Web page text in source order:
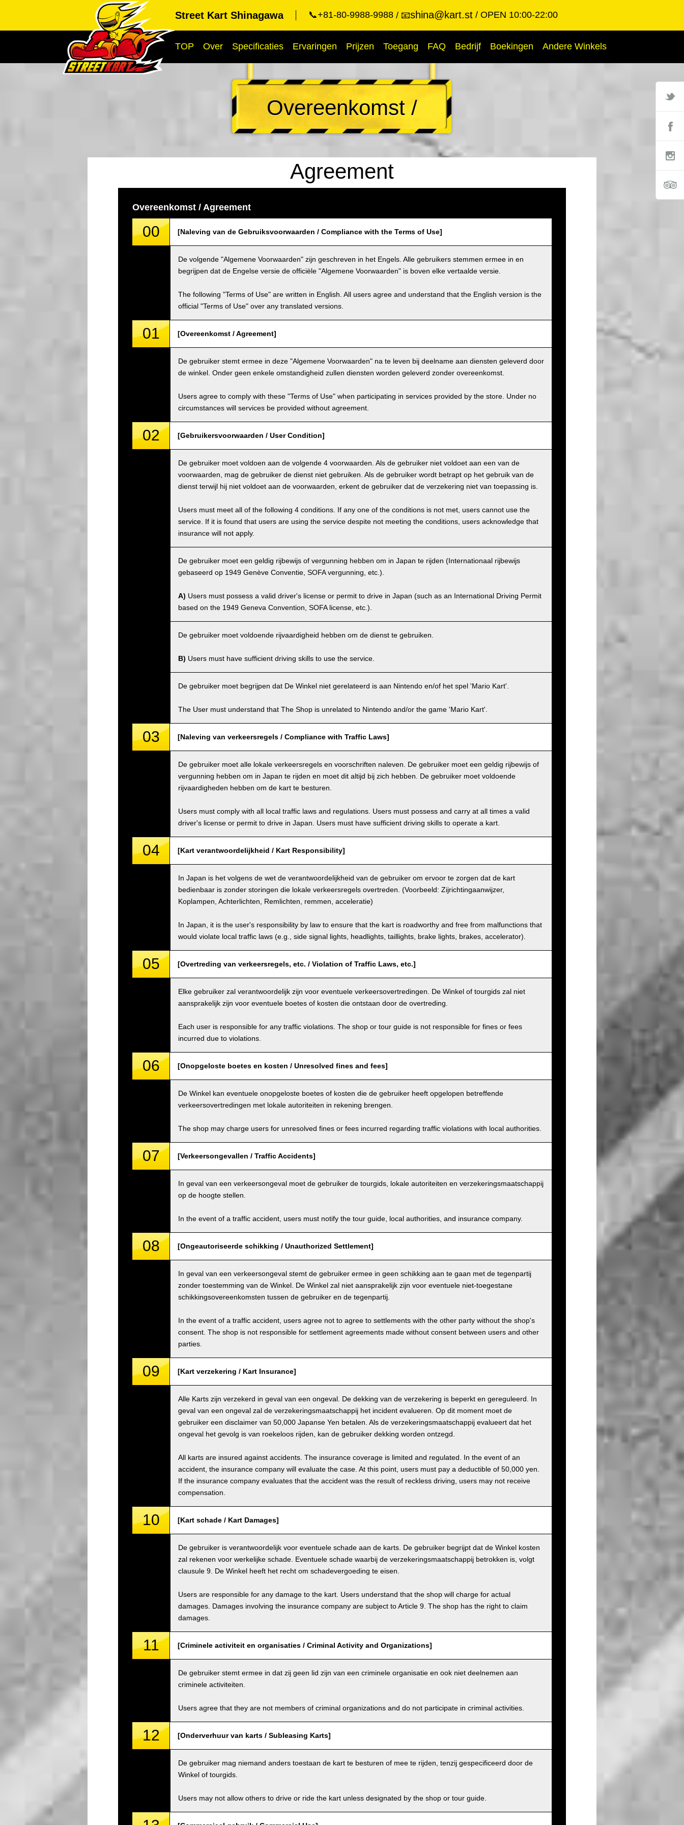
Street Kart Shinagawa 📞+81-80-9988-9988 📧shina@kart.st OPEN 10:00-22:00
TOP Over Specificaties Ervaringen Prijzen Toegang FAQ Bedrijf Boekingen Andere Winkels
Overeenkomst /
Agreement
Overeenkomst / Agreement
00 [Naleving van de Gebruiksvoorwaarden / Compliance with the Terms of Use]
De volgende "Algemene Voorwaarden" zijn geschreven in het Engels. Alle gebruikers stemmen ermee in en
begrijpen dat de Engelse versie de officiële "Algemene Voorwaarden" is boven elke vertaalde versie.
The following "Terms of Use" are written in English. All users agree and understand that the English version is the
official "Terms of Use" over any translated versions.
01 [Overeenkomst / Agreement]
De gebruiker stemt ermee in deze "Algemene Voorwaarden" na te leven bij deelname aan diensten geleverd door
de winkel. Onder geen enkele omstandigheid zullen diensten worden geleverd zonder overeenkomst.
Users agree to comply with these "Terms of Use" when participating in services provided by the store. Under no
circumstances will services be provided without agreement.
02 [Gebruikersvoorwaarden / User Condition]
De gebruiker moet voldoen aan de volgende 4 voorwaarden. Als de gebruiker niet voldoet aan een van de
voorwaarden, mag de gebruiker de dienst niet gebruiken. Als de gebruiker wordt betrapt op het gebruik van de
dienst terwijl hij niet voldoet aan de voorwaarden, erkent de gebruiker dat de verzekering niet van toepassing is.
Users must meet all of the following 4 conditions. If any one of the conditions is not met, users cannot use the
service. If it is found that users are using the service despite not meeting the conditions, users acknowledge that
insurance will not apply.
De gebruiker moet een geldig rijbewijs of vergunning hebben om in Japan te rijden (Internationaal rijbewijs
gebaseerd op 1949 Genève Conventie, SOFA vergunning, etc.).
A) Users must possess a valid driver's license or permit to drive in Japan (such as an International Driving Permit
based on the 1949 Geneva Convention, SOFA license, etc.).
De gebruiker moet voldoende rijvaardigheid hebben om de dienst te gebruiken.
B) Users must have sufficient driving skills to use the service.
De gebruiker moet begrijpen dat De Winkel niet gerelateerd is aan Nintendo en/of het spel 'Mario Kart'.
The User must understand that The Shop is unrelated to Nintendo and/or the game 'Mario Kart'.
03 [Naleving van verkeersregels / Compliance with Traffic Laws]
De gebruiker moet alle lokale verkeersregels en voorschriften naleven. De gebruiker moet een geldig rijbewijs of
vergunning hebben om in Japan te rijden en moet dit altijd bij zich hebben. De gebruiker moet voldoende
rijvaardigheden hebben om de kart te besturen.
Users must comply with all local traffic laws and regulations. Users must possess and carry at all times a valid
driver's license or permit to drive in Japan. Users must have sufficient driving skills to operate a kart.
04 [Kart verantwoordelijkheid / Kart Responsibility]
In Japan is het volgens de wet de verantwoordelijkheid van de gebruiker om ervoor te zorgen dat de kart
bedienbaar is zonder storingen die lokale verkeersregels overtreden. (Voorbeeld: Zijrichtingaanwijzer,
Koplampen, Achterlichten, Remlichten, remmen, acceleratie)
In Japan, it is the user's responsibility by law to ensure that the kart is roadworthy and free from malfunctions that
would violate local traffic laws (e.g., side signal lights, headlights, taillights, brake lights, brakes, accelerator).
05 [Overtreding van verkeersregels, etc. / Violation of Traffic Laws, etc.]
Elke gebruiker zal verantwoordelijk zijn voor eventuele verkeersovertredingen. De Winkel of tourgids zal niet
aansprakelijk zijn voor eventuele boetes of kosten die ontstaan door de overtreding.
Each user is responsible for any traffic violations. The shop or tour guide is not responsible for fines or fees
incurred due to violations.
06 [Onopgeloste boetes en kosten / Unresolved fines and fees]
De Winkel kan eventuele onopgeloste boetes of kosten die de gebruiker heeft opgelopen betreffende
verkeersovertredingen met lokale autoriteiten in rekening brengen.
The shop may charge users for unresolved fines or fees incurred regarding traffic violations with local authorities.
07 [Verkeersongevallen / Traffic Accidents]
In geval van een verkeersongeval moet de gebruiker de tourgids, lokale autoriteiten en verzekeringsmaatschappij
op de hoogte stellen.
In the event of a traffic accident, users must notify the tour guide, local authorities, and insurance company.
08 [Ongeautoriseerde schikking / Unauthorized Settlement]
In geval van een verkeersongeval stemt de gebruiker ermee in geen schikking aan te gaan met de tegenpartij
zonder toestemming van de Winkel. De Winkel zal niet aansprakelijk zijn voor eventuele niet-toegestane
schikkingsovereenkomsten tussen de gebruiker en de tegenpartij.
In the event of a traffic accident, users agree not to agree to settlements with the other party without the shop's
consent. The shop is not responsible for settlement agreements made without consent between users and other
parties.
09 [Kart verzekering / Kart Insurance]
Alle Karts zijn verzekerd in geval van een ongeval. De dekking van de verzekering is beperkt en gereguleerd. In
geval van een ongeval zal de verzekeringsmaatschappij het incident evalueren. Op dit moment moet de
gebruiker een disclaimer van 50,000 Japanse Yen betalen. Als de verzekeringsmaatschappij evalueert dat het
ongeval het gevolg is van roekeloos rijden, kan de gebruiker dekking worden ontzegd.
All karts are insured against accidents. The insurance coverage is limited and regulated. In the event of an
accident, the insurance company will evaluate the case. At this point, users must pay a deductible of 50,000 yen.
If the insurance company evaluates that the accident was the result of reckless driving, users may not receive
compensation.
10 [Kart schade / Kart Damages]
De gebruiker is verantwoordelijk voor eventuele schade aan de karts. De gebruiker begrijpt dat de Winkel kosten
zal rekenen voor werkelijke schade. Eventuele schade waarbij de verzekeringsmaatschappij betrokken is, volgt
clausule 9. De Winkel heeft het recht om schadevergoeding te eisen.
Users are responsible for any damage to the kart. Users understand that the shop will charge for actual
damages. Damages involving the insurance company are subject to Article 9. The shop has the right to claim
damages.
11 [Criminele activiteit en organisaties / Criminal Activity and Organizations]
De gebruiker stemt ermee in dat zij geen lid zijn van een criminele organisatie en ook niet deelnemen aan
criminele activiteiten.
Users agree that they are not members of criminal organizations and do not participate in criminal activities.
12 [Onderverhuur van karts / Subleasing Karts]
De gebruiker mag niemand anders toestaan de kart te besturen of mee te rijden, tenzij gespecificeerd door de
Winkel of tourgids.
Users may not allow others to drive or ride the kart unless designated by the shop or tour guide.